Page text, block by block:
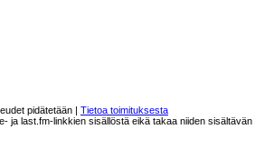
pidätetään | Tietoa toimituksesta
ja last.fm-linkkien sisällöstä eikä takaa niiden sisältävän